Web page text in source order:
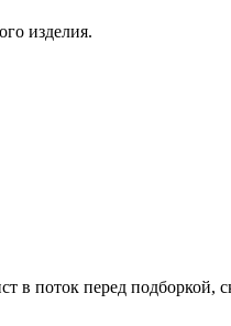
изделия.
в поток перед подборкой,